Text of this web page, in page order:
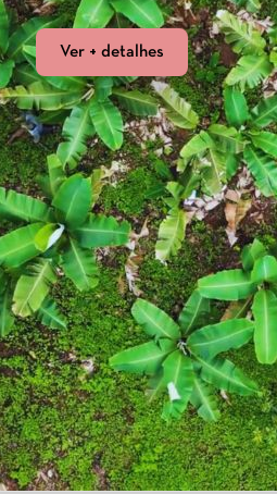
Ver + detalhes